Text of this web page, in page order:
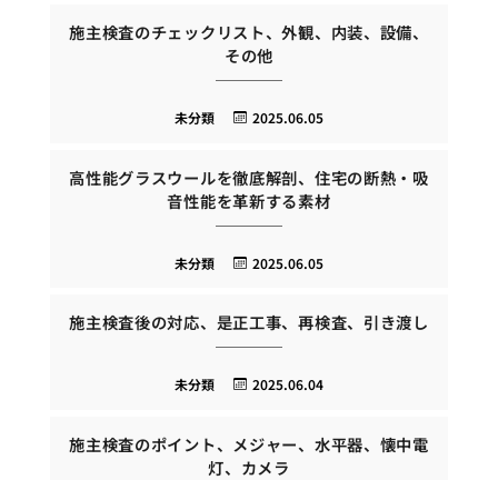
施主検査のチェックリスト、外観、内装、設備、
その他
2025.06.05
未分類
高性能グラスウールを徹底解剖、住宅の断熱・吸
音性能を革新する素材
2025.06.05
未分類
施主検査後の対応、是正工事、再検査、引き渡し
2025.06.04
未分類
施主検査のポイント、メジャー、水平器、懐中電
灯、カメラ